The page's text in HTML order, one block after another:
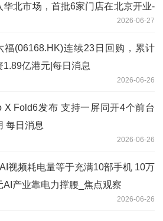
华北市场，首批6家门店在北京开业-
2026-06-27
福(06168.HK)连续23日回购，累计
1.89亿港元|每日消息
2026-06-26
X Fold6发布 支持一屏同开4个前台
每日消息
2026-06-26
视频耗电量等于充满10部手机 10万
AI产业靠电力撑腰_焦点观察
2026-06-26